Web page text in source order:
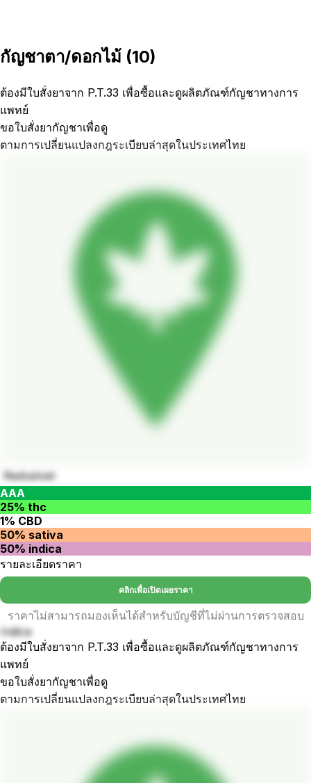
กัญชาตา/ดอกไม้ (10)
ต้องมีใบสั่งยาจาก P.T.33 เพื่อซื้อและดูผลิตภัณฑ์กัญชาทางการ
แพทย์
ขอใบสั่งยากัญชาเพื่อดู
ตามการเปลี่ยนแปลงกฎระเบียบล่าสุดในประเทศไทย
Redvelvet
AAA
25% thc
1% CBD
50% sativa
50% indica
รายละเอียดราคา
คลิกเพื่อเปิดเผยราคา
ราคาไม่สามารถมองเห็นได้สำหรับบัญชีที่ไม่ผ่านการตรวจสอบ
Indica
ต้องมีใบสั่งยาจาก P.T.33 เพื่อซื้อและดูผลิตภัณฑ์กัญชาทางการ
แพทย์
ขอใบสั่งยากัญชาเพื่อดู
ตามการเปลี่ยนแปลงกฎระเบียบล่าสุดในประเทศไทย